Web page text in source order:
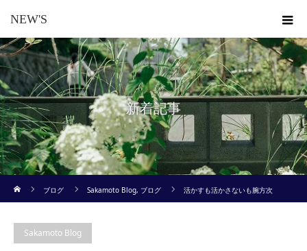
NEW'S
新着記事
ブログ
Sakamoto Blog, ブログ 活かすも活かさないも腕方次
Sakamoto Blog